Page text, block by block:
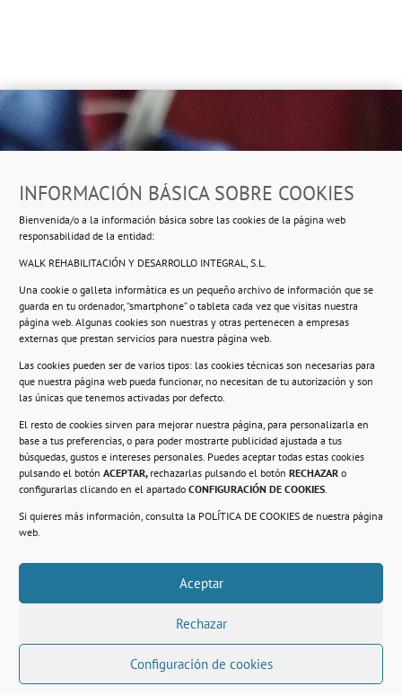
INFORMACIÓN BÁSICA SOBRE COOKIES
Bienvenida/o a la información básica sobre las cookies de la página web
responsabilidad de la entidad:
WALK REHABILITACIÓN Y DESARROLLO INTEGRAL, S.L.
Una cookie o galleta informática es un pequeño archivo de información que se
guarda en tu ordenador, “smartphone” o tableta cada vez que visitas nuestra
página web. Algunas cookies son nuestras y otras pertenecen a empresas
externas que prestan servicios para nuestra página web.
Las cookies pueden ser de varios tipos: las cookies técnicas son necesarias para
que nuestra página web pueda funcionar, no necesitan de tu autorización y son
las únicas que tenemos activadas por defecto.
El resto de cookies sirven para mejorar nuestra página, para personalizarla en
base a tus preferencias, o para poder mostrarte publicidad ajustada a tus
búsquedas, gustos e intereses personales. Puedes aceptar todas estas cookies
pulsando el botón ACEPTAR, rechazarlas pulsando el botón RECHAZAR o
configurarlas clicando en el apartado CONFIGURACIÓN DE COOKIES.
Si quieres más información, consulta la POLÍTICA DE COOKIES de nuestra página
web.
Aceptar
Rechazar
Configuración de cookies
Ropero Solidario de Usera
Beasáin 25-33posterior, local 3 – 28041 Madrid
Información
Compromiso con la protección de datos
personales.
Política de Cookies.
© 2021. Realizado en el Centro de Rehabilitación